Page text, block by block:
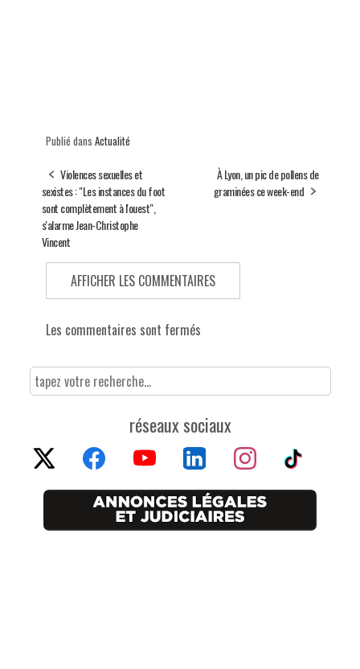
Publié dans Actualité
Violences sexuelles et
sexistes : "Les instances du foot
sont complètement à l'ouest",
s'alarme Jean-Christophe
Vincent
À Lyon, un pic de pollens de
graminées ce week-end
AFFICHER LES COMMENTAIRES
Les commentaires sont fermés
réseaux sociaux